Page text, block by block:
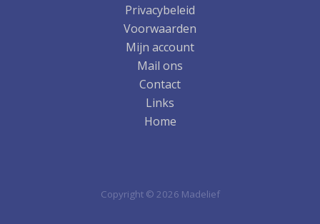
Privacybeleid
Voorwaarden
Mijn account
Mail ons
Contact
Links
Home
Copyright © 2026 Madelief